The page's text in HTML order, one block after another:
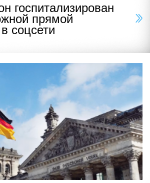
госпитализирован
прямой
соцсети